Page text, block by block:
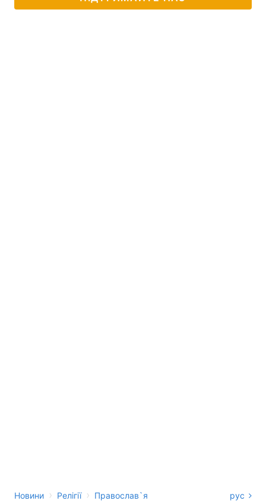
Новини › Релігії › Православ`я рус